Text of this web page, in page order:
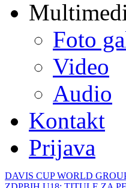
Foto
Video
Audio
Kontakt
Prijava
DAVIS CUP WORLD